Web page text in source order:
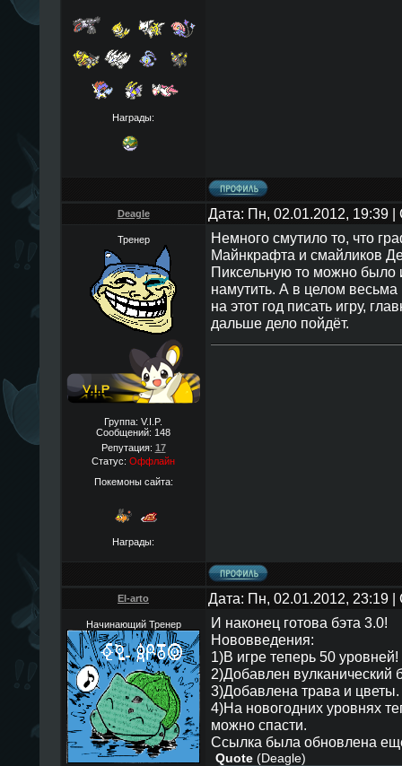
Награды:
Deagle Дата: Пн, 02.01.2012, 19:39
Тренер
Группа: V.I.P.
Сообщений: 148
Репутация: 17
Статус: Оффлайн
Покемоны сайта:
Награды:
Немного смутило то, что
Майнкрафта и смайликов
Пиксельную то можно было
намутить. А в целом
на этот год писать игру,
дальше дело пойдёт.
El-arto Дата: Пн, 02.01.2012, 23:19
Начинающий Тренер
И наконец готова бэта 3.0!
Нововведения:
1)В игре теперь 50 уровней!
2)Добавлен вулканический
3)Добавлена трава и цветы.
4)На новогодних уровнях
можно спасти.
Ссылка была обновлена
Quote(Deagle)